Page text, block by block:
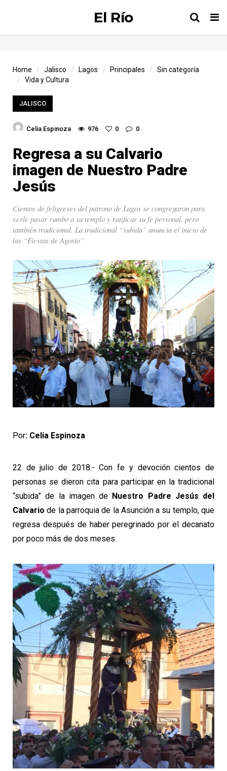
El Río
Home Jalisco Lagos Principales
Sin categoría
Vida y Cultura
JALISCO
Celia Espinoza 976 0 0
Regresa a su Calvario
imagen de Nuestro Padre
Jesús
Cientos de feligreses del patrono de Lagos se congregaron para
verle pasar rumbo a su templo y ratificar su fe personal, pero
también tradicional. La tradicional “subida” anuncia el inicio de
las “Fiestas de Agosto”
Por: Celia Espinoza
22 de julio de 2018.- Con fe y devoción cientos de
personas se dieron cita para participar en la tradicional
“subida” de la imagen de Nuestro Padre Jesús del
Calvario de la parroquia de la Asunción a su templo, que
regresa después de haber peregrinado por el decanato
por poco más de dos meses.